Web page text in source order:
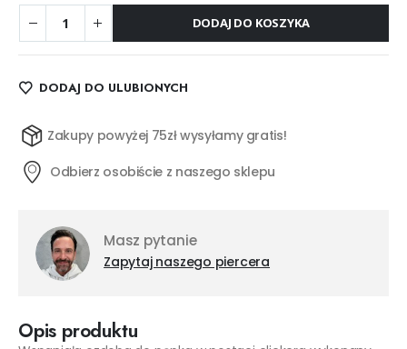
DODAJ DO KOSZYKA
DODAJ DO ULUBIONYCH
Zakupy powyżej 75zł wysyłamy gratis!
Odbierz osobiście z naszego sklepu
Masz pytanie
Zapytaj naszego piercera
Opis produktu